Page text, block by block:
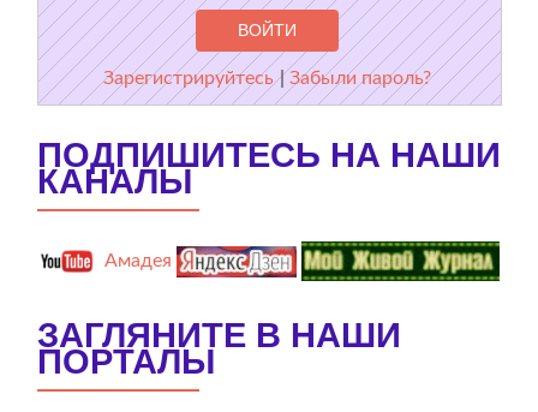
Зарегистрируйтесь |Забыли пароль?
ПОДПИШИТЕСЬ НА НАШИ
КАНАЛЫ
Амадея
ЗАГЛЯНИТЕ В НАШИ
ПОРТАЛЫ